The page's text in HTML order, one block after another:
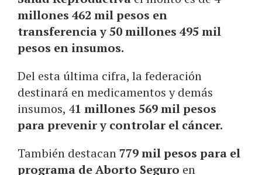
millones 462 mil pesos en
transferencia y 50 millones 495 mil
pesos en insumos.
Del esta última cifra, la federación
destinará en medicamentos y demás
insumos, 41 millones 569 mil pesos
para prevenir y controlar el cáncer.
También destacan779 mil pesos para el
programa de Aborto Seguro en